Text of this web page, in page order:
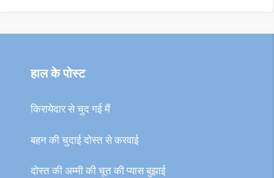
हाल के पोस्ट
किरायेदार से चुद गई मैं
बहन की चुदाई दोस्त से करवाई
दोस्त की अम्मी की चूत की प्यास बुझाई